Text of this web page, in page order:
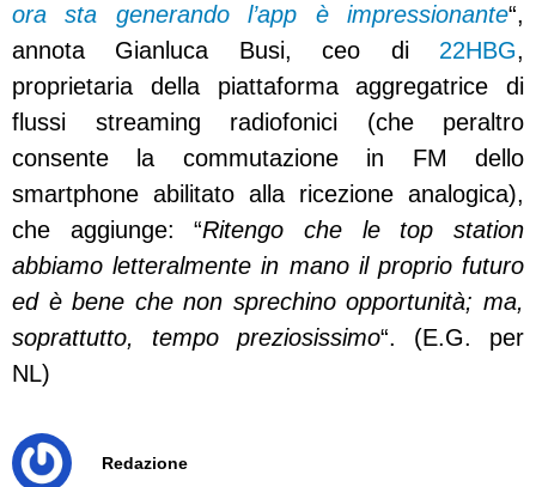
ora sta generando l’app è impressionante“,
annota Gianluca Busi, ceo di 22HBG,
proprietaria della piattaforma aggregatrice di
flussi streaming radiofonici (che peraltro
consente la commutazione in FM dello
smartphone abilitato alla ricezione analogica),
che aggiunge: “Ritengo che le top station
abbiamo letteralmente in mano il proprio futuro
ed è bene che non sprechino opportunità; ma,
soprattutto, tempo preziosissimo“. (E.G. per
NL)
Redazione